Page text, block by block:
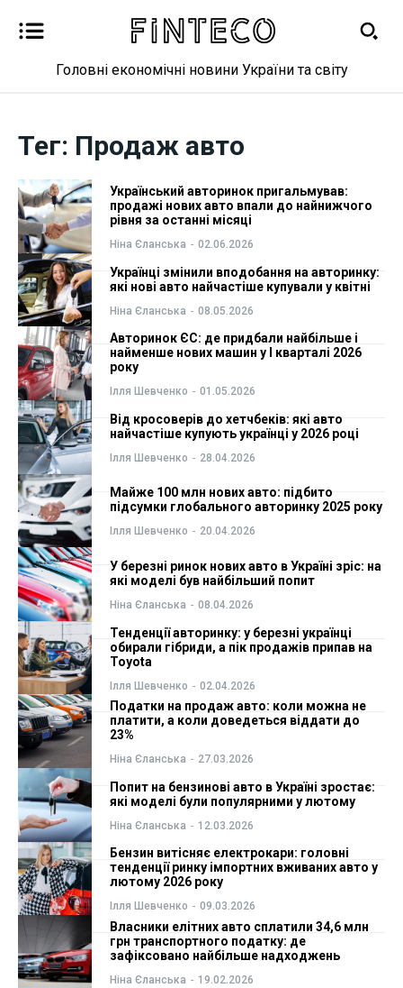
Бізнес
Фінанси
Валютний ринок
Криптовалюта
Робота і освіта
Публікації
ФОП
Курс валют
Ми в соц. мережах
Бізнес
Фінанси
Валютний ринок
Криптовалюта
Робота і освіта
Публікації
ФОП
Курс валют
Ми в соц. мережах
Головні економічні новини України та світу
Тег: Продаж авто
Український авторинок пригальмував:
продажі нових авто впали до найнижчого
рівня за останні місяці
Ніна Єланська - 02.06.2026
Українці змінили вподобання на авторинку:
які нові авто найчастіше купували у квітні
Ніна Єланська - 08.05.2026
Авторинок ЄС: де придбали найбільше і
найменше нових машин у I кварталі 2026
року
Ілля Шевченко - 01.05.2026
Від кросоверів до хетчбеків: які авто
найчастіше купують українці у 2026 році
Ілля Шевченко - 28.04.2026
Майже 100 млн нових авто: підбито
підсумки глобального авторинку 2025 року
Ілля Шевченко - 20.04.2026
У березні ринок нових авто в Україні зріс: на
які моделі був найбільший попит
Ніна Єланська - 08.04.2026
Тенденції авторинку: у березні українці
обирали гібриди, а пік продажів припав на
Toyota
Ілля Шевченко - 02.04.2026
Податки на продаж авто: коли можна не
платити, а коли доведеться віддати до
23%
Ніна Єланська - 27.03.2026
Попит на бензинові авто в Україні зростає:
які моделі були популярними у лютому
Ніна Єланська - 12.03.2026
Бензин витісняє електрокари: головні
тенденції ринку імпортних вживаних авто у
лютому 2026 року
Ілля Шевченко - 09.03.2026
Власники елітних авто сплатили 34,6 млн
грн транспортного податку: де
зафіксовано найбільше надходжень
Ніна Єланська - 19.02.2026